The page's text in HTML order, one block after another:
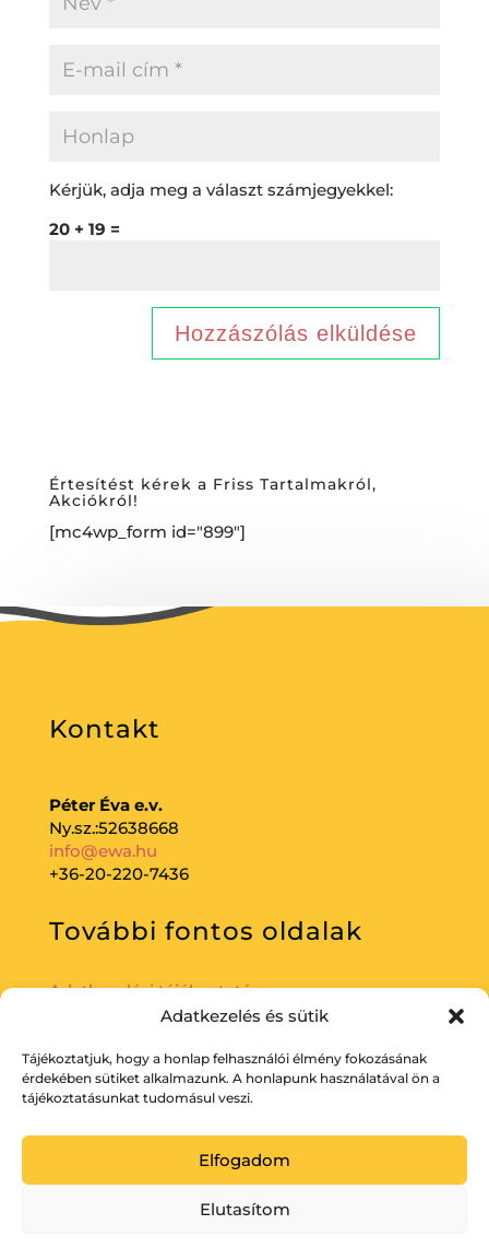
Adatkezelés és sütik
Tájékoztatjuk, hogy a honlap felhasználói élmény fokozásának
érdekében sütiket alkalmazunk. A honlapunk használatával ön a
tájékoztatásunkat tudomásul veszi.
Elfogadom
Elutasítom
Kérjük, adja meg a választ számjegyekkel:
20 + 19 =
Értesítést kérek a Friss Tartalmakról,
Akciókról!
[mc4wp_form id="899"]
Kontakt
Péter Éva e.v.
Ny.sz.:52638668
info@ewa.hu
+36-20-220-7436
További fontos oldalak
Adatkezelési tájékoztató